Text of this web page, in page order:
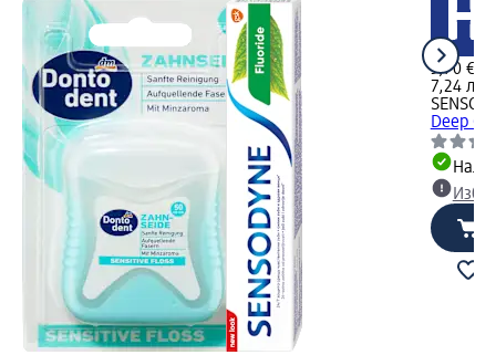
3,70 €
7,24 лв.
Deep